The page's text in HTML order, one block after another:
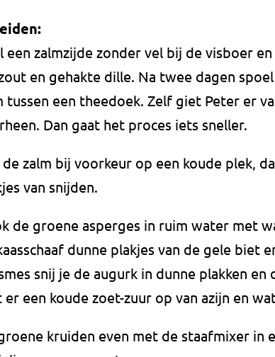
een zalmzijde zonder vel bij de visboer
en gehakte dille. Na twee dagen
tussen een theedoek. Zelf giet Peter er
Dan gaat het proces iets sneller.
de zalm bij voorkeur op een koude plek,
van snijden.
de groene asperges in ruim water met
dunne plakjes van de gele biet
snij je de augurk in dunne plakken
er een koude zoet-zuur op van azijn en
kruiden even met de staafmixer in